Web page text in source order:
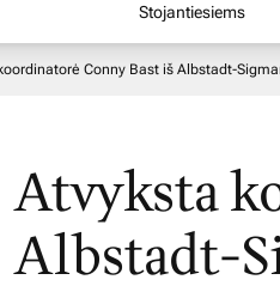
Stojantiesiems
Conny Bast iš Albstadt-
Atvyksta
Albstadt-